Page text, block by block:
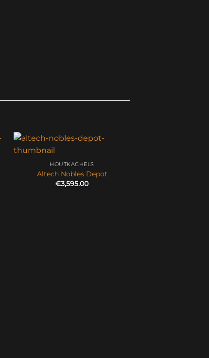
HOUTKACHELS
Altech Nobles Depot
€3,595.00